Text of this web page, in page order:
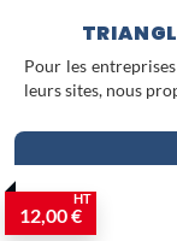
Pour les
leurs sites, nous
12,00 €
HT